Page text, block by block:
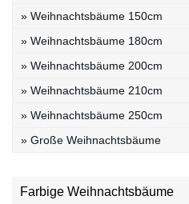
» Weihnachtsbäume 150cm
» Weihnachtsbäume 180cm
» Weihnachtsbäume 200cm
» Weihnachtsbäume 210cm
» Weihnachtsbäume 250cm
» Große Weihnachtsbäume
Farbige Weihnachtsbäume